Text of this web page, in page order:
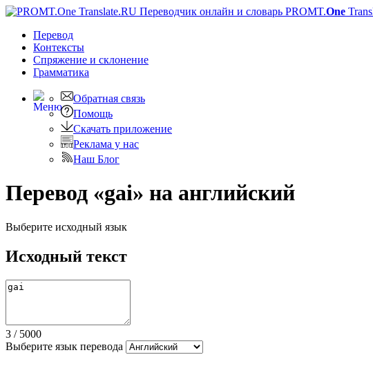
PROMT.One
Перевод
Контексты
Спряжение и склонение
Грамматика
Обратная связь
Помощь
Скачать приложение
Реклама у нас
Наш Блог
Перевод «gai» на английский
Выберите исходный язык
Исходный текст
3 / 5000
Выберите язык перевода